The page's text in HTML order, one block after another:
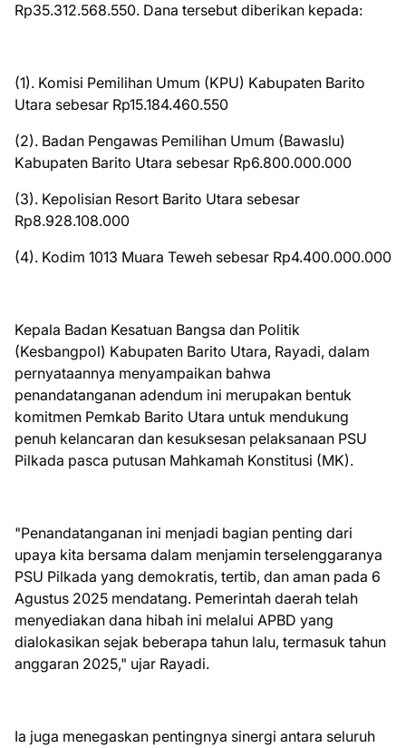
Rp35.312.568.550. Dana tersebut diberikan kepada:
(1). Komisi Pemilihan Umum (KPU) Kabupaten Barito
Utara sebesar Rp15.184.460.550
(2). Badan Pengawas Pemilihan Umum (Bawaslu)
Kabupaten Barito Utara sebesar Rp6.800.000.000
(3). Kepolisian Resort Barito Utara sebesar
Rp8.928.108.000
(4). Kodim 1013 Muara Teweh sebesar Rp4.400.000.000
Kepala Badan Kesatuan Bangsa dan Politik
(Kesbangpol) Kabupaten Barito Utara, Rayadi, dalam
pernyataannya menyampaikan bahwa
penandatanganan adendum ini merupakan bentuk
komitmen Pemkab Barito Utara untuk mendukung
penuh kelancaran dan kesuksesan pelaksanaan PSU
Pilkada pasca putusan Mahkamah Konstitusi (MK).
"Penandatanganan ini menjadi bagian penting dari
upaya kita bersama dalam menjamin terselenggaranya
PSU Pilkada yang demokratis, tertib, dan aman pada 6
Agustus 2025 mendatang. Pemerintah daerah telah
menyediakan dana hibah ini melalui APBD yang
dialokasikan sejak beberapa tahun lalu, termasuk tahun
anggaran 2025," ujar Rayadi.
Ia juga menegaskan pentingnya sinergi antara seluruh